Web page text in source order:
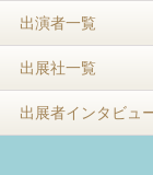
出演者一覧
出展社一覧
出展者インタビュ